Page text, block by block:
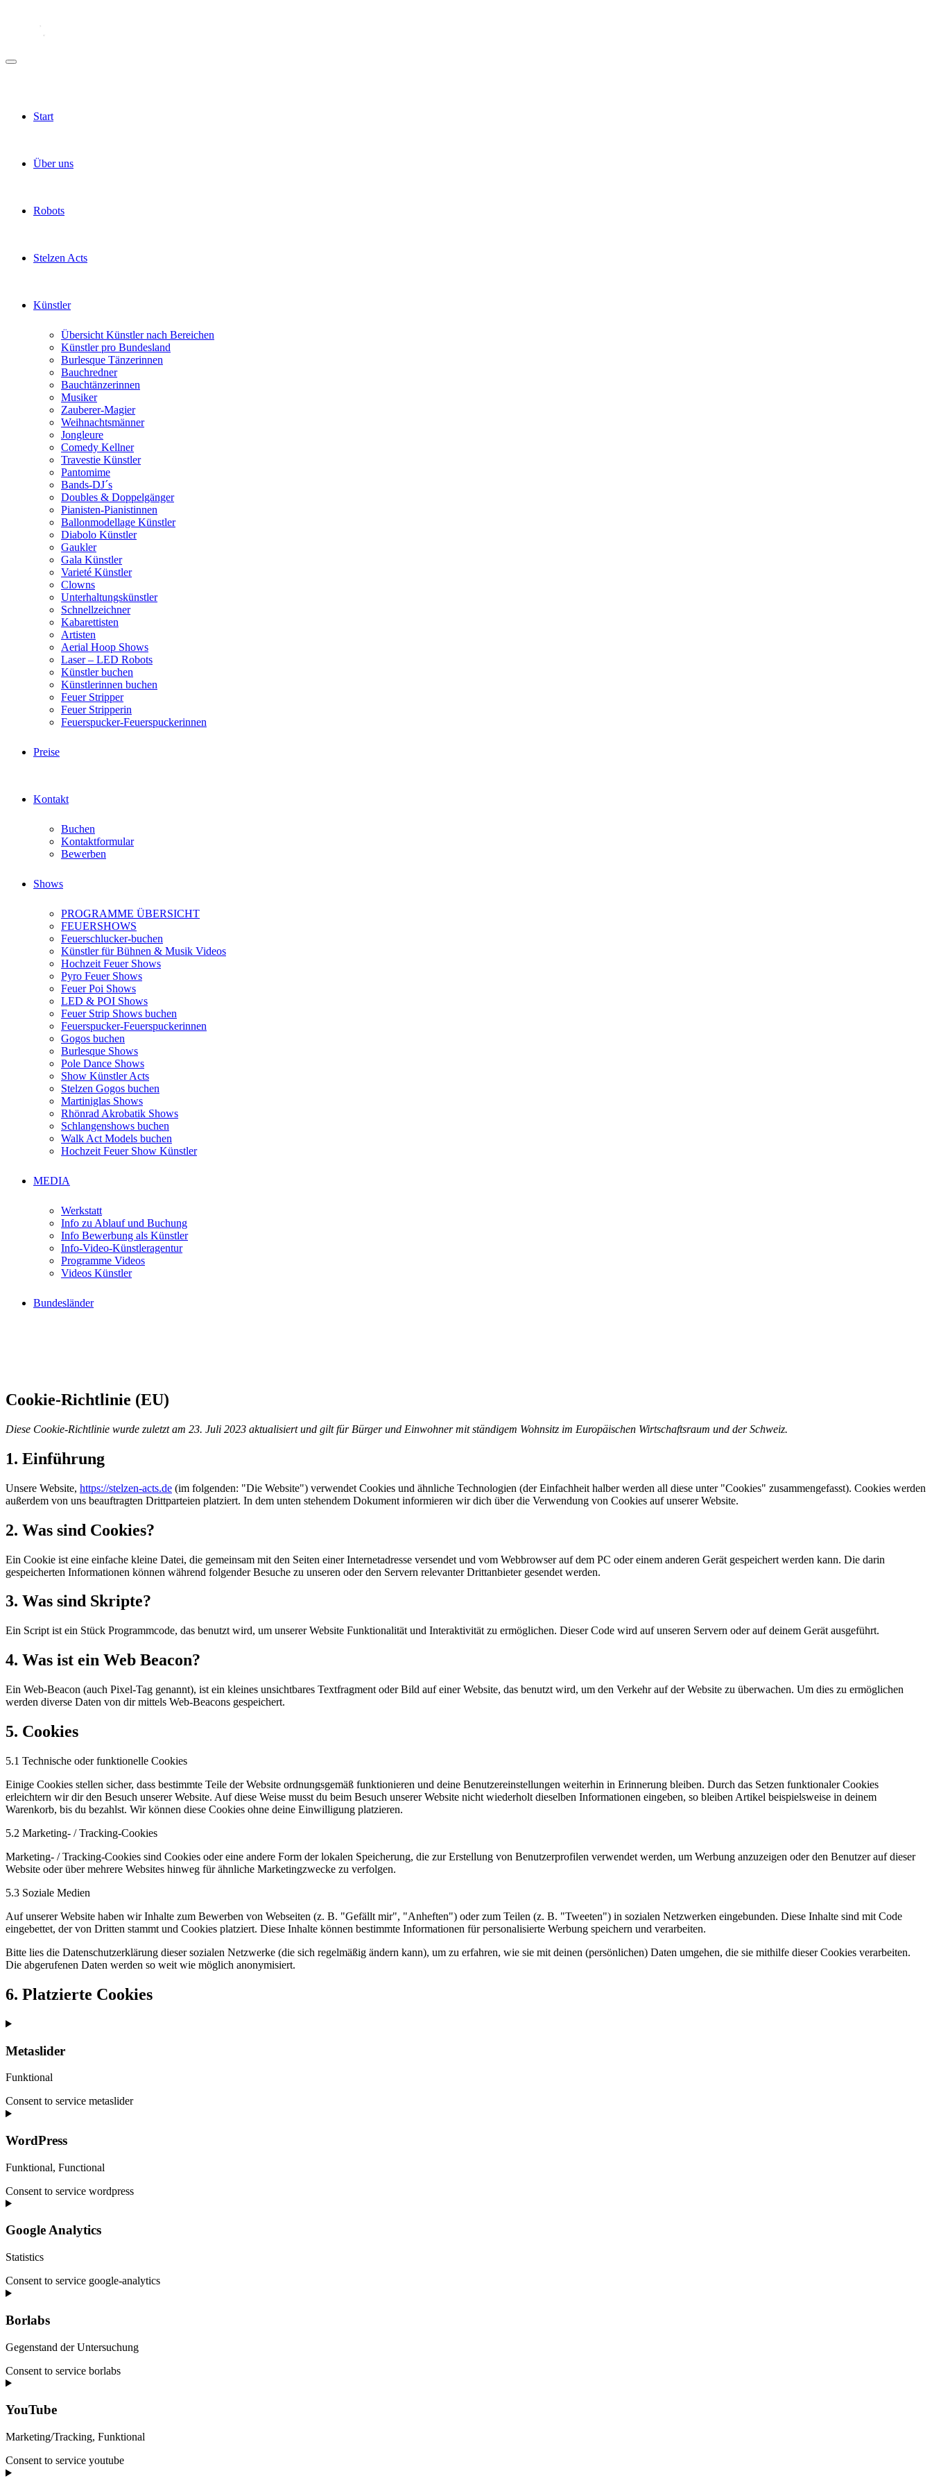
Start
Über uns
Robots
Stelzen Acts
Künstler
Übersicht Künstler nach Bereichen
Künstler pro Bundesland
Burlesque Tänzerinnen
Bauchredner
Bauchtänzerinnen
Musiker
Zauberer-Magier
Weihnachtsmänner
Jongleure
Comedy Kellner
Travestie Künstler
Pantomime
Bands-DJ´s
Doubles & Doppelgänger
Pianisten-Pianistinnen
Ballonmodellage Künstler
Diabolo Künstler
Gaukler
Gala Künstler
Varieté Künstler
Clowns
Unterhaltungskünstler
Schnellzeichner
Kabarettisten
Artisten
Aerial Hoop Shows
Laser – LED Robots
Künstler buchen
Künstlerinnen buchen
Feuer Stripper
Feuer Stripperin
Feuerspucker-Feuerspuckerinnen
Preise
Kontakt
Buchen
Kontaktformular
Bewerben
Shows
PROGRAMME ÜBERSICHT
FEUERSHOWS
Feuerschlucker-buchen
Künstler für Bühnen & Musik Videos
Hochzeit Feuer Shows
Pyro Feuer Shows
Feuer Poi Shows
LED & POI Shows
Feuer Strip Shows buchen
Feuerspucker-Feuerspuckerinnen
Gogos buchen
Burlesque Shows
Pole Dance Shows
Show Künstler Acts
Stelzen Gogos buchen
Martiniglas Shows
Rhönrad Akrobatik Shows
Schlangenshows buchen
Walk Act Models buchen
Hochzeit Feuer Show Künstler
MEDIA
Werkstatt
Info zu Ablauf und Buchung
Info Bewerbung als Künstler
Info-Video-Künstleragentur
Programme Videos
Videos Künstler
Bundesländer
Cookie-Richtlinie (EU)
Diese Cookie-Richtlinie wurde zuletzt am 23. Juli 2023 aktualisiert und gilt für Bürger und Einwohner mit ständigem Wohnsitz im Europäischen Wirtschaftsraum und der Schweiz.
1. Einführung
Unsere Website, https://stelzen-acts.de (im folgenden: "Die Website") verwendet Cookies und ähnliche Technologien (der Einfachheit halber werden all diese unter "Cookies" zusammengefasst). Cookies werden
außerdem von uns beauftragten Drittparteien platziert. In dem unten stehendem Dokument informieren wir dich über die Verwendung von Cookies auf unserer Website.
2. Was sind Cookies?
Ein Cookie ist eine einfache kleine Datei, die gemeinsam mit den Seiten einer Internetadresse versendet und vom Webbrowser auf dem PC oder einem anderen Gerät gespeichert werden kann. Die darin
gespeicherten Informationen können während folgender Besuche zu unseren oder den Servern relevanter Drittanbieter gesendet werden.
3. Was sind Skripte?
Ein Script ist ein Stück Programmcode, das benutzt wird, um unserer Website Funktionalität und Interaktivität zu ermöglichen. Dieser Code wird auf unseren Servern oder auf deinem Gerät ausgeführt.
4. Was ist ein Web Beacon?
Ein Web-Beacon (auch Pixel-Tag genannt), ist ein kleines unsichtbares Textfragment oder Bild auf einer Website, das benutzt wird, um den Verkehr auf der Website zu überwachen. Um dies zu ermöglichen
werden diverse Daten von dir mittels Web-Beacons gespeichert.
5. Cookies
5.1 Technische oder funktionelle Cookies
Einige Cookies stellen sicher, dass bestimmte Teile der Website ordnungsgemäß funktionieren und deine Benutzereinstellungen weiterhin in Erinnerung bleiben. Durch das Setzen funktionaler Cookies
erleichtern wir dir den Besuch unserer Website. Auf diese Weise musst du beim Besuch unserer Website nicht wiederholt dieselben Informationen eingeben, so bleiben Artikel beispielsweise in deinem
Warenkorb, bis du bezahlst. Wir können diese Cookies ohne deine Einwilligung platzieren.
5.2 Marketing- / Tracking-Cookies
Marketing- / Tracking-Cookies sind Cookies oder eine andere Form der lokalen Speicherung, die zur Erstellung von Benutzerprofilen verwendet werden, um Werbung anzuzeigen oder den Benutzer auf dieser
Website oder über mehrere Websites hinweg für ähnliche Marketingzwecke zu verfolgen.
5.3 Soziale Medien
Auf unserer Website haben wir Inhalte zum Bewerben von Webseiten (z. B. "Gefällt mir", "Anheften") oder zum Teilen (z. B. "Tweeten") in sozialen Netzwerken eingebunden. Diese Inhalte sind mit Code
eingebettet, der von Dritten stammt und Cookies platziert. Diese Inhalte können bestimmte Informationen für personalisierte Werbung speichern und verarbeiten.
Bitte lies die Datenschutzerklärung dieser sozialen Netzwerke (die sich regelmäßig ändern kann), um zu erfahren, wie sie mit deinen (persönlichen) Daten umgehen, die sie mithilfe dieser Cookies verarbeiten.
Die abgerufenen Daten werden so weit wie möglich anonymisiert.
6. Platzierte Cookies
Metaslider
Funktional
Consent to service metaslider
WordPress
Funktional, Functional
Consent to service wordpress
Google Analytics
Statistics
Consent to service google-analytics
Borlabs
Gegenstand der Untersuchung
Consent to service borlabs
YouTube
Marketing/Tracking, Funktional
Consent to service youtube